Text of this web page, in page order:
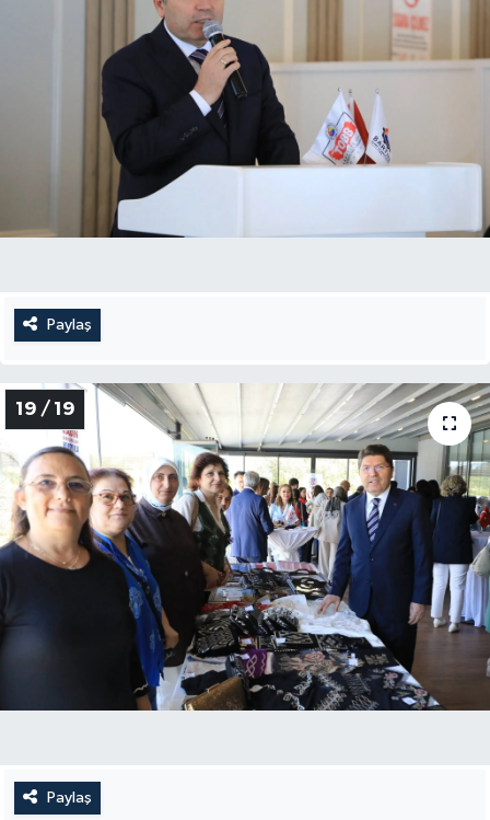
Paylaş
19 / 19
Paylaş